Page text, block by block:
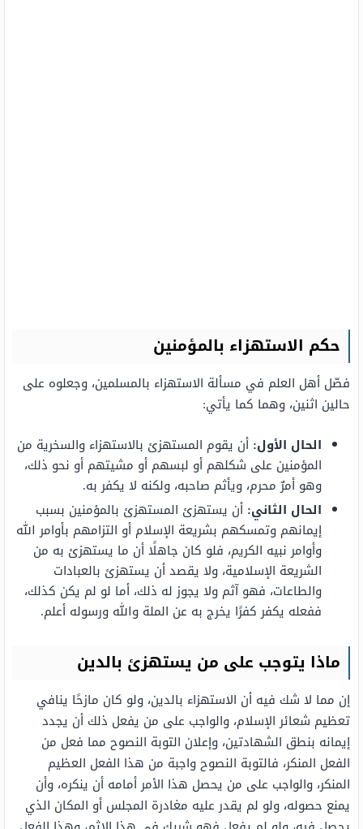
حكم الاستهزاء بالمؤمنين
فصّل أهل العلم في مسألة الاستهزاء بالمسلمين، وجعلوه على
حالين اثنين، وهما كما يأتي:
الحال الأول: أن يقوم المستهزئ بالاستهزاء والسخرية من
المؤمنين على شكلهم أو لبسهم أو مشيتهم أو نحو ذلك،
وهو أمرٌ محرم، ويأثم صاحبه، ولكنه لا يكفر به.
الحال الثاني: أن يستهزئ المستهزئ بالمؤمنين بسبب
إيمانهم وتمسكهم بشريعة الإسلام أو التزامهم بأوامر الله
وأوامر نبيه الكريم، فلو كان جاهلًا أن ما يستهزئ به من
الشريعة الإسلامية، ولا يقصد أن يستهزئ بالعبادات
والطاعات، فهو آثم ولا يجوز له ذلك، أما لو لم يكن كذلك،
ففعله يكفر كفرًا يخرج به عن الملة والله ورسوله أعلم.
ماذا يتوجب على من يستهزئ بالدين
إن مما لا شك فيه أن الاستهزاء بالدين، ولو كان مازحًا ينافي
تعظيم شعائر الإسلام، والواجب على من يفعل ذلك أن يجدد
إيمانه بنطق الشهادتين، وإعلان التوبة النصوح مما فعل من
الفعل المنكر، فالتوبة النصوح واجبة من هذا الفعل العظيم
المنكر، والواجب على من يحصل هذا الأمر أمامه أن ينكره، وأن
يمنع حصوله، ولو لم يقدر عليه مغادرة المجلس أو المكان الذي